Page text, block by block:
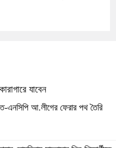
যাবেন
এনসিপি আ.লীগের ফেরার পথ তৈরি